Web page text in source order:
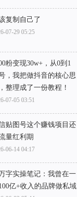
复制自己了
07-29 05:25
粉变现30w+，从0到1
，我把做抖音的核心思
整理成了一份教程！
07-05 03:51
贴图号这个赚钱项目还
量红利期
06-14 04:17
字实操笔记：我曾在一
亿+收入的品牌做私域